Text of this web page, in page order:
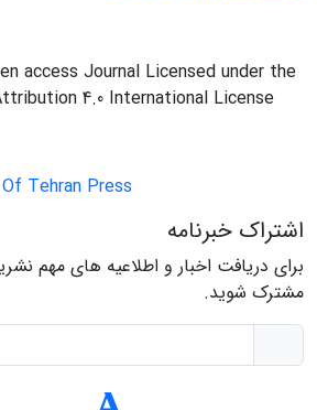
access Journal Licensed under the
4.0 International License
Tehran Press
اشتراک خبرنامه
برای دریافت اخبار و اطلاعیه های مهم
مشترک شوید.